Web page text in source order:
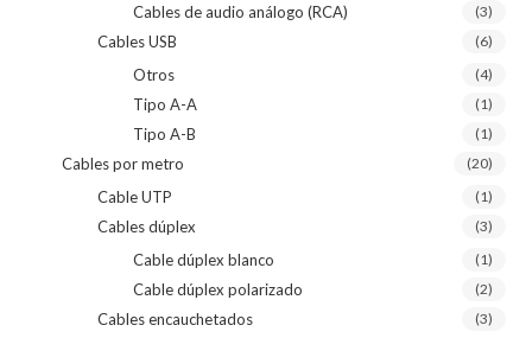
Cables de audio análogo (RCA) (3)
Cables USB (6)
Otros (4)
Tipo A-A (1)
Tipo A-B (1)
Cables por metro (20)
Cable UTP (1)
Cables dúplex (3)
Cable dúplex blanco (1)
Cable dúplex polarizado (2)
Cables encauchetados (3)